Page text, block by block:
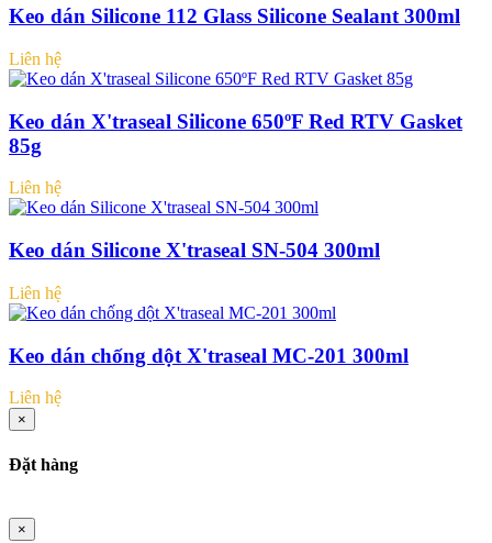
Keo dán Silicone 112 Glass Silicone Sealant 300ml
Liên hệ
Keo dán X'traseal Silicone 650ºF Red RTV Gasket
85g
Liên hệ
Keo dán Silicone X'traseal SN-504 300ml
Liên hệ
Keo dán chống dột X'traseal MC-201 300ml
Liên hệ
×
Đặt hàng
×